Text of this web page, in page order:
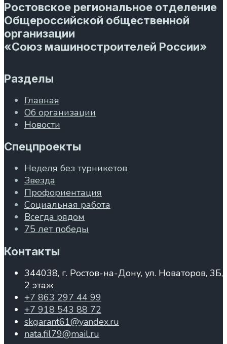
Ростовское региональное отделение
Общероссийской общественной
организации
«Союз машиностроителей России»
Разделы
Главная
Об организации
Новости
Спецпроекты
Неделя без турникетов
Звезда
Профориентация
Социальная работа
Всегда рядом
75 лет победы
Контакты
344038, г. Ростов-на-Дону, ул. Новаторов, 3Б,
2 этаж
+7 863 297 44 99
+7 918 543 88 72
skgarant61@yandex.ru
nata.fil79@mail.ru